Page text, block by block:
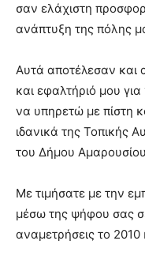
σαν ελάχιστη
ανάπτυξη της πόλης
Αυτά αποτέλεσαν και
και εφαλτήριό μου
να υπηρετώ με πίστη
ιδανικά της Τοπικής
του Δήμου
Με τιμήσατε με την
μέσω της ψήφου σας
αναμετρήσεις το 2010